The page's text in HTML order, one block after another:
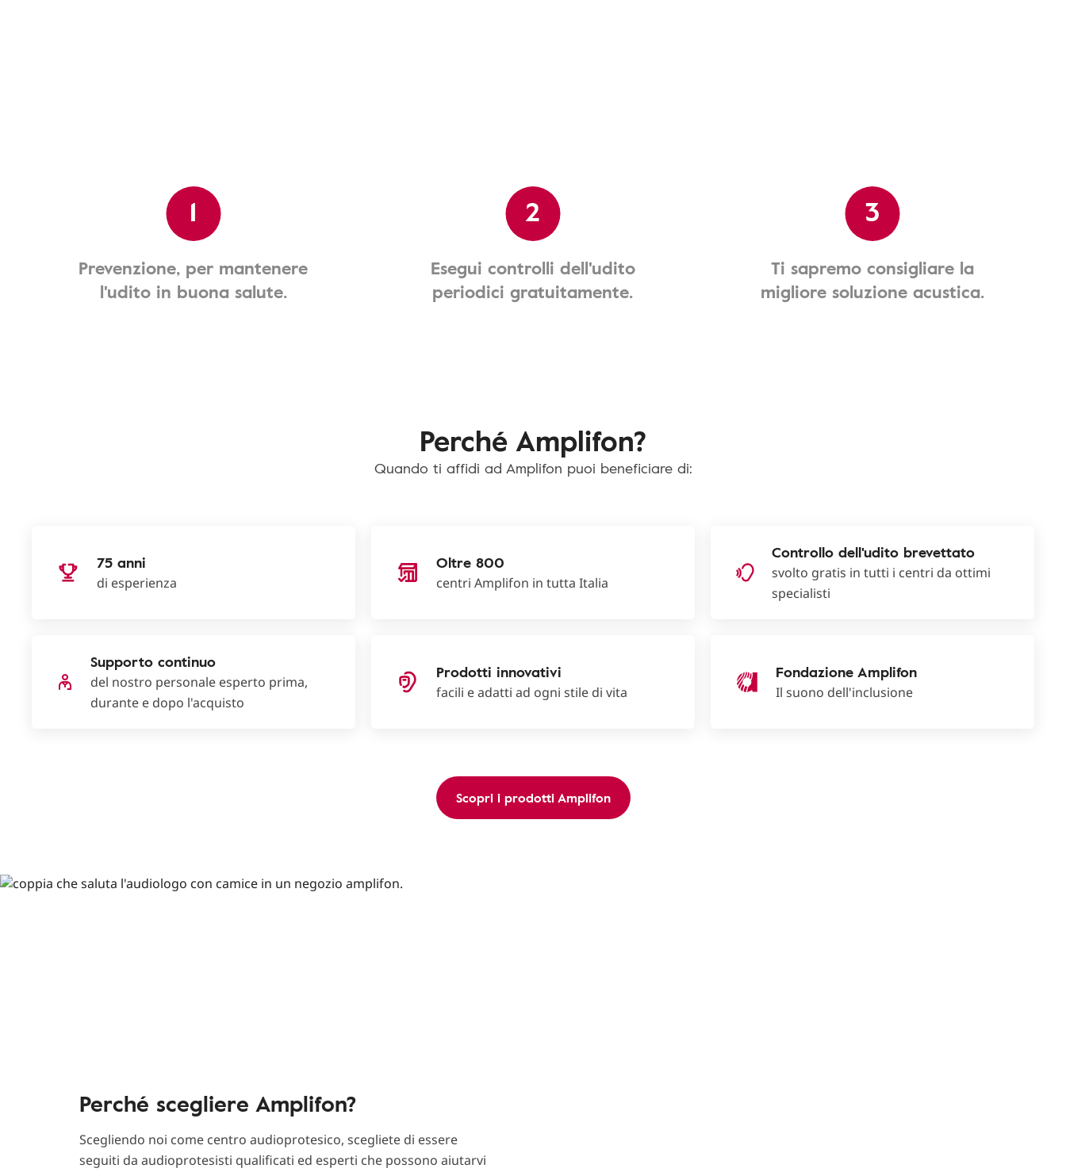
1
Prevenzione, per mantenere
l'udito in buona salute.
2
Esegui controlli dell'udito
periodici gratuitamente.
3
Ti sapremo consigliare la
migliore soluzione acustica.
Perché Amplifon?
Quando ti affidi ad Amplifon puoi beneficiare di:
75 anni
di esperienza
Oltre 800
centri Amplifon in tutta Italia
Controllo dell'udito brevettato
svolto gratis in tutti i centri da ottimi
specialisti
Supporto continuo
del nostro personale esperto prima,
durante e dopo l'acquisto
Prodotti innovativi
facili e adatti ad ogni stile di vita
Fondazione Amplifon
Il suono dell'inclusione
Scopri i prodotti Amplifon
Perché scegliere Amplifon?
Scegliendo noi come centro audioprotesico, scegliete di essere
seguiti da audioprotesisti qualificati ed esperti che possono aiutarvi